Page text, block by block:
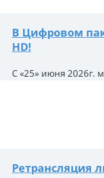
В Цифровом
HD!
С «25» июня 2026г.
Ретрансляция